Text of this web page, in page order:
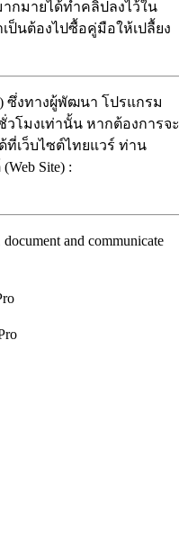
กมายได้ทำคลิปลงไว้ใน
ป็นต้องไปซื้อคู่มือให้เปลื้ยง
ซึ่งทางผู้พัฒนา โปรแกรม
วโมงเท่านั้น หากต้องการจะ
ที่เว็บไซต์ไทยแวร์ ท่าน
Site) :
and communicate